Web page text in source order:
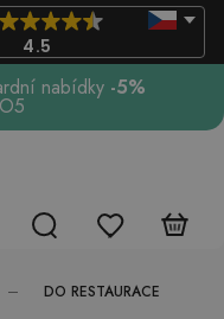
4.5
nabídky -5%
DO RESTAURACE